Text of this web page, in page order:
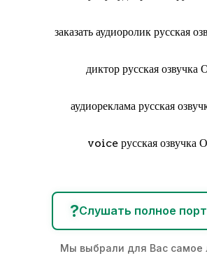
заказать аудиоролик русская
диктор русская озвучка
аудиореклама русская
voice русская озвучка
?Слушать полное
Мы выбрали для Вас самое